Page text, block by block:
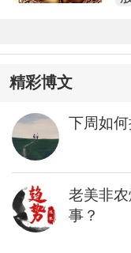
精彩博文
下周如何
老美非
事？